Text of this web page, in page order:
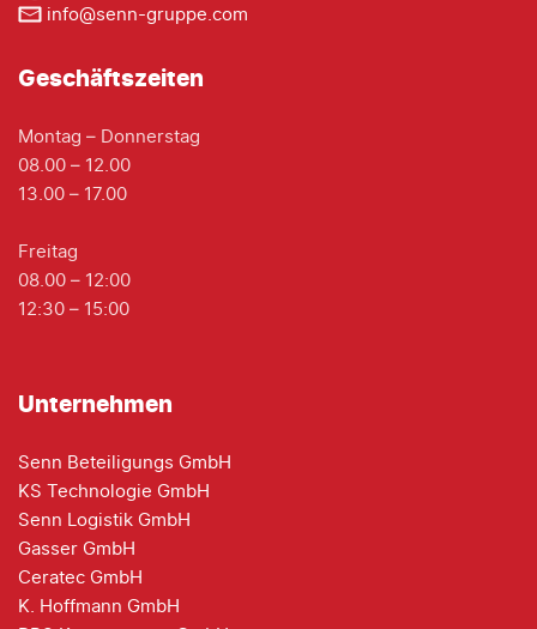
info@senn-gruppe.com
Geschäftszeiten
Montag – Donnerstag
08.00 – 12.00
13.00 – 17.00
Freitag
08.00 – 12:00
12:30 – 15:00
Unternehmen
Senn Beteiligungs GmbH
KS Technologie GmbH
Senn Logistik GmbH
Gasser GmbH
Ceratec GmbH
K. Hoffmann GmbH